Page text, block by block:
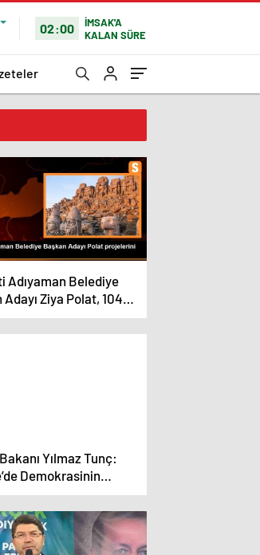
02:00
İMSAK'A
KALAN SÜRE
Adıyaman Belediye
Ziya Polat, 104
Anlattı
Yılmaz Tunç:
Demokrasinin
Yükseltmeye